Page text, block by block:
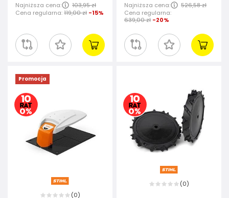
Najniższa cena:
103,95 zł
Cena regularna:119,00 zł -15%
Najniższa cena:
526,58 zł
Cena regularna:
639,00 zł -20%
Promocja
(0)
(0)